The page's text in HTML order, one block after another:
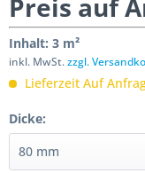
Preis auf
Inhalt: 3 m²
inkl. MwSt.zzgl.
Lieferzeit Auf
Dicke: